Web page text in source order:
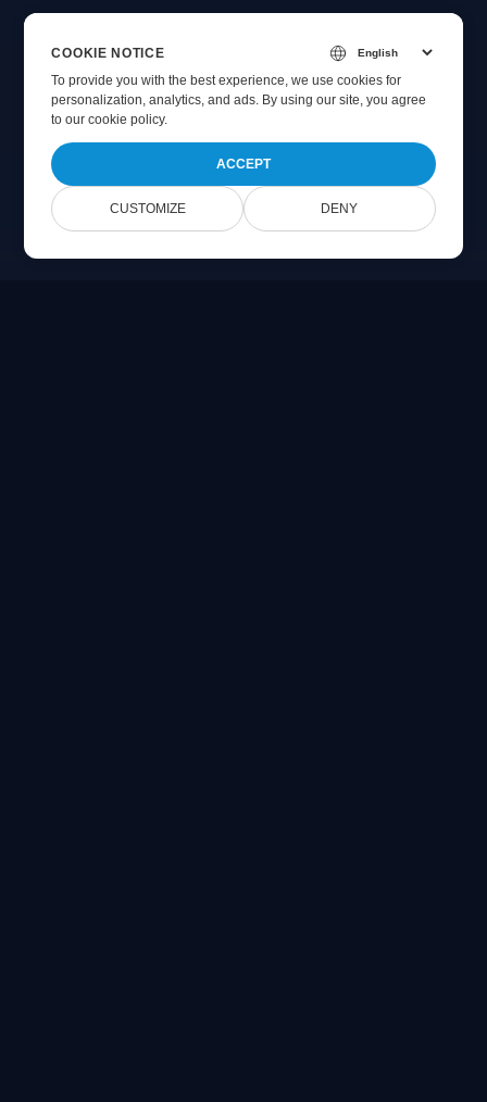
COOKIE NOTICE
To provide you with the best experience, we use cookies for
personalization, analytics, and ads. By using our site, you agree
toour cookie policy.
ACCEPT
CUSTOMIZE DENY